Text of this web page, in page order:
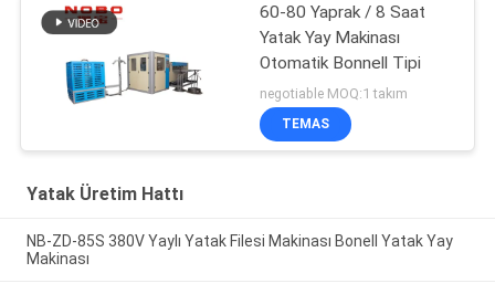
60-80 Yaprak / 8 Saat
Yatak Yay Makinası
Otomatik Bonnell Tipi
negotiable MOQ:1 takım
TEMAS
Yatak Üretim Hattı
NB-ZD-85S 380V Yaylı Yatak Filesi Makinası Bonell Yatak Yay
Makinası